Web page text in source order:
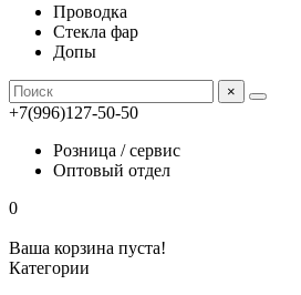
Проводка
Стекла фар
Допы
×
+7(996)127-50-50
Розница / сервис
Оптовый отдел
0
Ваша корзина пуста!
Категории